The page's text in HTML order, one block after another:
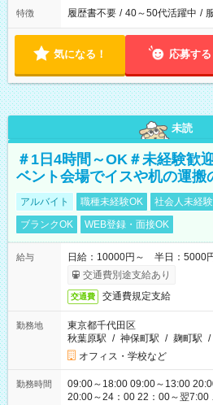
特徴 履歴書不要 / 40～50代活躍中 /
気になる！ 応募する
未読
＃1日4時間～OK＃未経験歓
ベント会場でイスや机の運搬
アルバイト 職種未経験OK 社会人未経
ブランクOK
WEB登録・面接OK
給与
日給：10000円～ 半日：5000
交通費別途支給あり
交通費 交通費規定支給
勤務地
東京都千代田区
秋葉原駅 / 神保町駅 / 麹町駅 /
オフィス・学校など
勤務時間
09:00～18:00 09:00～13:00
20:00～24：00 22：00～翌7:00 …な